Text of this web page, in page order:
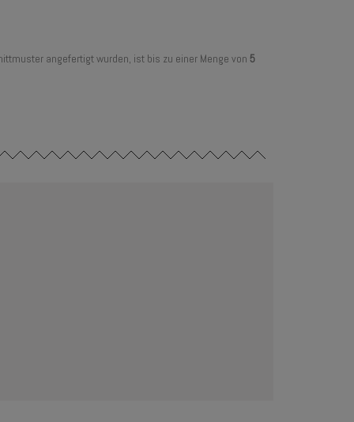
angefertigt wurden, ist bis zu einer Menge von 5